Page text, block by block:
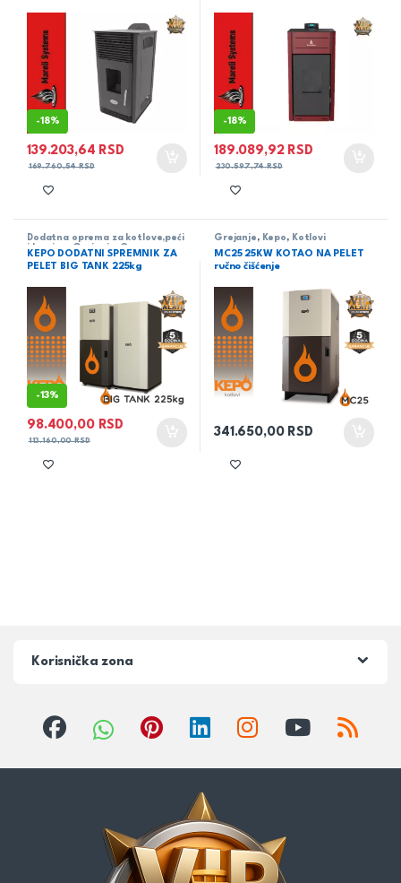
-18%
139.203,64 RSD
169.760,54RSD
-18%
189.089,92 RSD
230.597,74RSD
Dodatna oprema za kotlove,peći
i kamine, Grejanje,Oprema za
kotlove KEPO
KEPO DODATNI SPREMNIK ZA
PELET BIG TANK 225kg
-13%
98.400,00 RSD
113.160,00RSD
Grejanje , Kepo , Kotlovi
MC25 25KW KOTAO NA PELET
ručno čišćenje
341.650,00 RSD
Korisnička zona